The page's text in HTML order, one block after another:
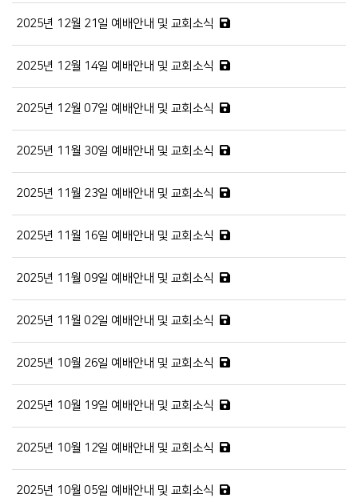
2025년 12월 21일 예배안내 및 교회소식
2025년 12월 14일 예배안내 및 교회소식
2025년 12월 07일 예배안내 및 교회소식
2025년 11월 30일 예배안내 및 교회소식
2025년 11월 23일 예배안내 및 교회소식
2025년 11월 16일 예배안내 및 교회소식
2025년 11월 09일 예배안내 및 교회소식
2025년 11월 02일 예배안내 및 교회소식
2025년 10월 26일 예배안내 및 교회소식
2025년 10월 19일 예배안내 및 교회소식
2025년 10월 12일 예배안내 및 교회소식
2025년 10월 05일 예배안내 및 교회소식